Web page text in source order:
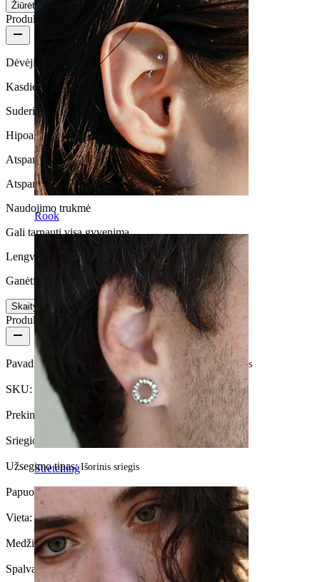
Rook
Stretching
Žiūrėti daugiau
Produkto kokybė
Dėvėjimo dažnumas
Kasdienio naudojimo
Suderinamumas su oda
Hipoalerginis
Atsparus vandeniui
Atsparus vandeniui
Naudojimo trukmė
Gali tarnauti visą gyvenimą
Lengva naudoti
Ganėtinai lengvas
Skaityti daugiau
Produkto informacija
Pavadinimas: Lenktas barbell auskaras iš titano su kristalais
SKU: Banana-75
Prekinis ženklas: Bodymod Premium
Sriegio storis: 1,2 mm
Užsegimo tipas:Išorinis sriegis
Papuošalo tipas:
Vieta:Snug, Rook, Antakis, Daith, Anti-tragus, Lūpa
Medžiaga:Titanas
Spalva:Sidabrinė